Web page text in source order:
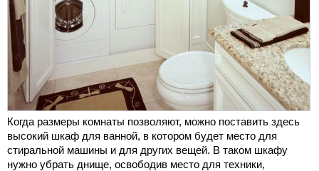
Когда размеры комнаты позволяют, можно поставить здесь
высокий шкаф для ванной, в котором будет место для
стиральной машины и для других вещей. В таком шкафу
нужно убрать днище, освободив место для техники,